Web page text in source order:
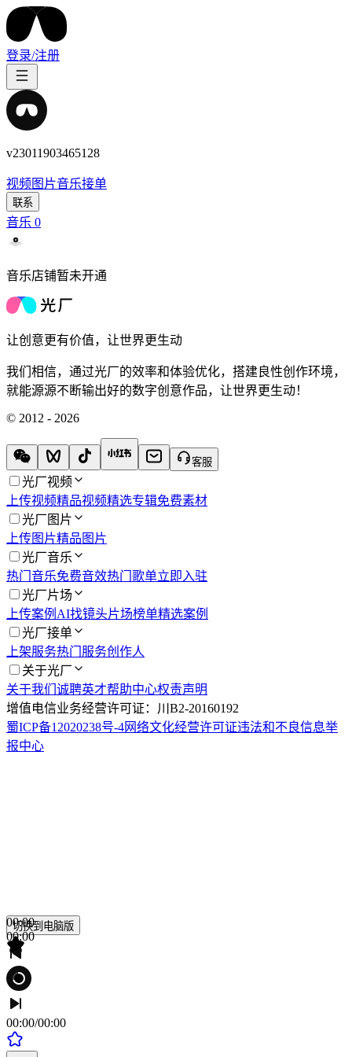
登录/注册
v23011903465128
视频 图片音乐接单
联系
音乐 0
音乐店铺暂未开通
让创意更有价值，让世界更生动
我们相信，通过光厂的效率和体验优化，搭建良性创作环境，
就能源源不断输出好的数字创意作品，让世界更生动！
© 2012 - 2026
客服
光厂视频
上传视频精品视频精选专辑免费素材
光厂图片
上传图片精品图片
光厂音乐
热门音乐免费音效热门歌单立即入驻
光厂片场
上传案例 AI找镜头片场榜单精选案例
光厂接单
上架服务热门服务创作人
关于光厂
关于我们 诚聘英才帮助中心权责声明
增值电信业务经营许可证：川B2-20160192
蜀ICP备12020238号-4网络文化经营许可证违法和不良信息举
报中心
00:00
00:00
00:00/00:00
切换到电脑版